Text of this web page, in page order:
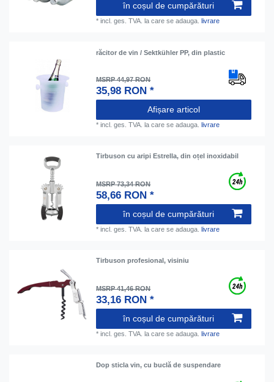
în coșul de cumpărături
*incl. ges. TVA. la care se adauga. livrare
răcitor de vin / Sektkühler PP, din plastic
MSRP 44,97 RON
35,98 RON *
Afișare articol
*incl. ges. TVA. la care se adauga.livrare
Tirbuson cu aripi Estrella, din oțel inoxidabil
MSRP 73,34 RON
58,66 RON *
în coșul de cumpărături
*incl. ges. TVA. la care se adauga.livrare
Tirbuson profesional, visiniu
MSRP 41,46 RON
33,16 RON *
în coșul de cumpărături
*incl. ges. TVA. la care se adauga.livrare
Dop sticla vin, cu buclă de suspendare